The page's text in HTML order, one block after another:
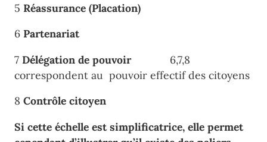
5 Réassurance (Placation)
6 Partenariat
7 Délégation de pouvoir6,7,8
correspondent au pouvoir effectif des citoyens
8 Contrôle citoyen
Si cette échelle est simplificatrice, elle permet